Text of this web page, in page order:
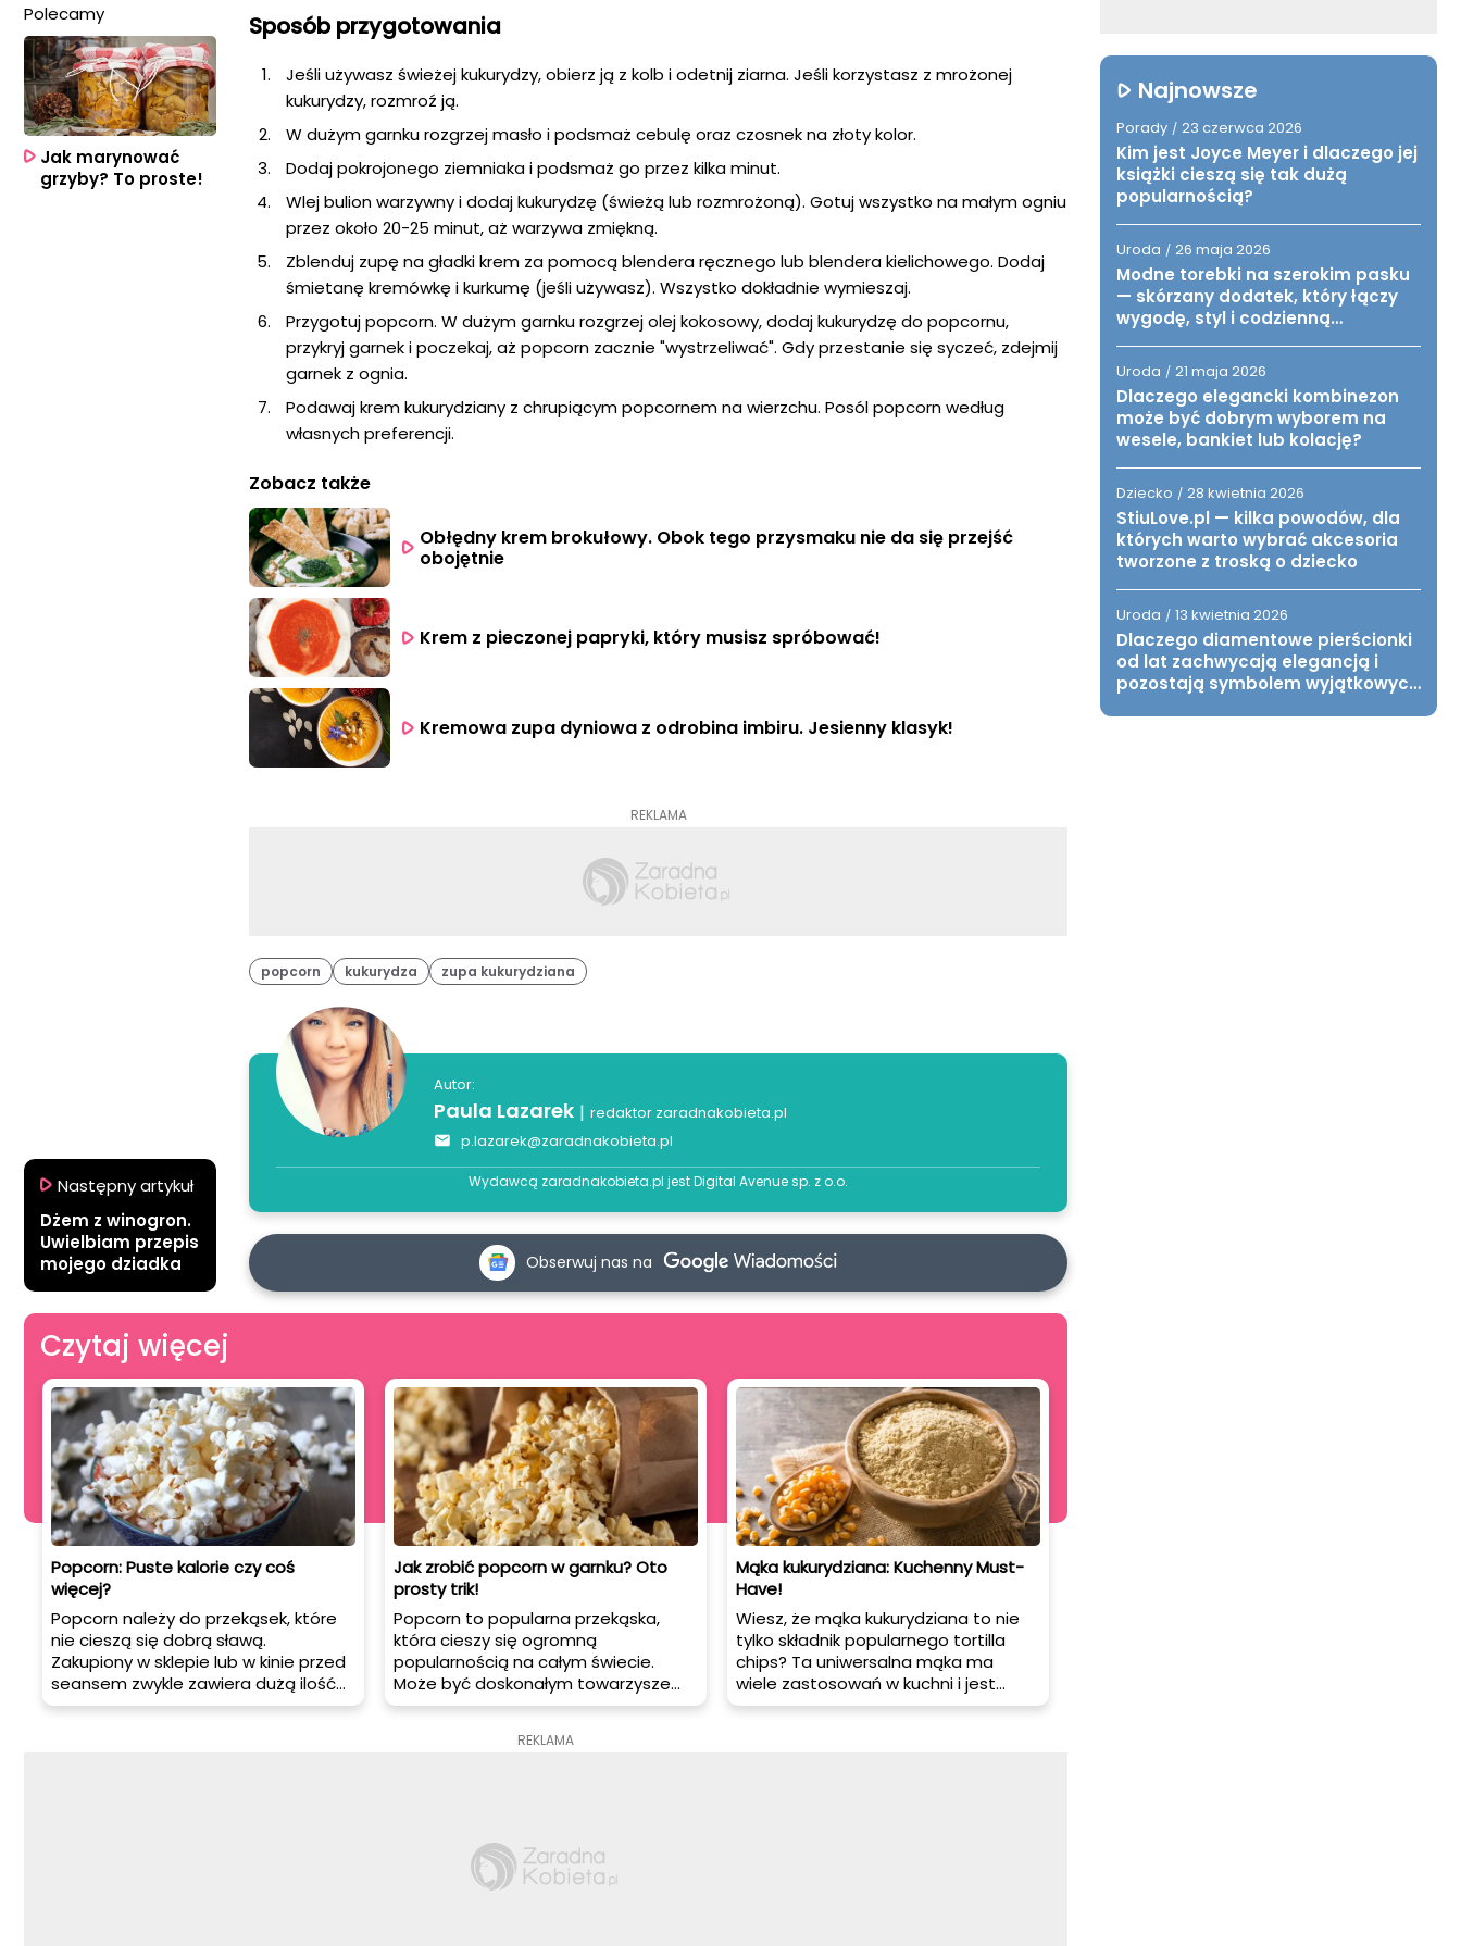
Sposób przygotowania
Jeśli używasz świeżej kukurydzy, obierz ją z kolb i odetnij ziarna. Jeśli korzystasz z mrożonej
kukurydzy, rozmroź ją.
W dużym garnku rozgrzej masło i podsmaż cebulę oraz czosnek na złoty kolor.
Dodaj pokrojonego ziemniaka i podsmaż go przez kilka minut.
Wlej bulion warzywny i dodaj kukurydzę (świeżą lub rozmrożoną). Gotuj wszystko na małym ogniu
przez około 20-25 minut, aż warzywa zmiękną.
Zblenduj zupę na gładki krem za pomocą blendera ręcznego lub blendera kielichowego. Dodaj
śmietanę kremówkę i kurkumę (jeśli używasz). Wszystko dokładnie wymieszaj.
Przygotuj popcorn. W dużym garnku rozgrzej olej kokosowy, dodaj kukurydzę do popcornu,
przykryj garnek i poczekaj, aż popcorn zacznie "wystrzeliwać". Gdy przestanie się syczeć, zdejmij
garnek z ognia.
Podawaj krem kukurydziany z chrupiącym popcornem na wierzchu. Posól popcorn według
własnych preferencji.
Zobacz także
Obłędny krem brokułowy. Obok tego przysmaku nie da się przejść
obojętnie
Krem z pieczonej papryki, który musisz spróbować!
Kremowa zupa dyniowa z odrobina imbiru. Jesienny klasyk!
REKLAMA
popcorn kukurydza zupa kukurydziana
Autor:
Paula Lazarek | redaktor zaradnakobieta.pl
p.lazarek@zaradnakobieta.pl
Wydawcą zaradnakobieta.pl jestDigital Avenue sp. z o.o.
Obserwuj nas na
Polecamy
Jak marynować
grzyby? To proste!
Następny artykuł
Dżem z winogron.
Uwielbiam przepis
mojego dziadka
Czytaj więcej
Popcorn: Puste kalorie czy coś
więcej?
Popcorn należy do przekąsek, które
nie cieszą się dobrą sławą.
Zakupiony w sklepie lub w kinie przed
seansem zwykle zawiera dużą ilość
tłuszczu, soli lub słodkich dodatków
Jak zrobić popcorn w garnku? Oto
prosty trik!
Popcorn to popularna przekąska,
która cieszy się ogromną
popularnością na całym świecie.
Może być doskonałym towarzyszem
podczas filmowego wieczoru lub
alternatywę dla chipsów. Chociaż
na kuchence.
Mąka kukurydziana: Kuchenny Must-
Have!
Wiesz, że mąka kukurydziana to nie
tylko składnik popularnego tortilla
chips? Ta uniwersalna mąka ma
wiele zastosowań w kuchni i jest
idealna dla osób z nietolerancją
REKLAMA
Najnowsze
Porady / 23 czerwca 2026
Kim jest Joyce Meyer i dlaczego jej
książki cieszą się tak dużą
popularnością?
Uroda / 26 maja 2026
Modne torebki na szerokim pasku
— skórzany dodatek, który łączy
wygodę, styl i codzienną
Uroda / 21 maja 2026
Dlaczego elegancki kombinezon
może być dobrym wyborem na
wesele, bankiet lub kolację?
Dziecko / 28 kwietnia 2026
StiuLove.pl — kilka powodów, dla
których warto wybrać akcesoria
tworzone z troską o dziecko
Uroda / 13 kwietnia 2026
Dlaczego diamentowe pierścionki
od lat zachwycają elegancją i
pozostają symbolem wyjątkowych